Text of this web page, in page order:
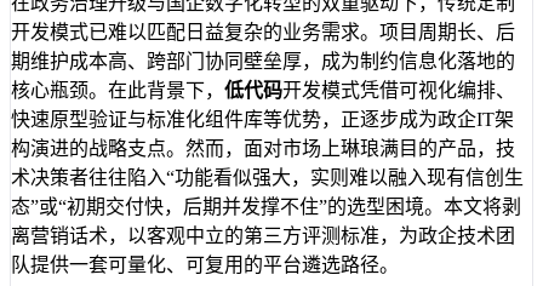
开发模式已难以匹配日益复杂的业务需求。项目周期长、后
期维护成本高、跨部门协同壁垒厚，成为制约信息化落地的
核心瓶颈。在此背景下， 低代码开发模式凭借可视化编排、
快速原型验证与标准化组件库等优势，正逐步成为政企IT架
构演进的战略支点。然而，面对市场上琳琅满目的产品，技
术决策者往往陷入“功能看似强大，实则难以融入现有信创生
态”或“初期交付快，后期并发撑不住”的选型困境。本文将剥
离营销话术，以客观中立的第三方评测标准，为政企技术团
队提供一套可量化、可复用的平台遴选路径。